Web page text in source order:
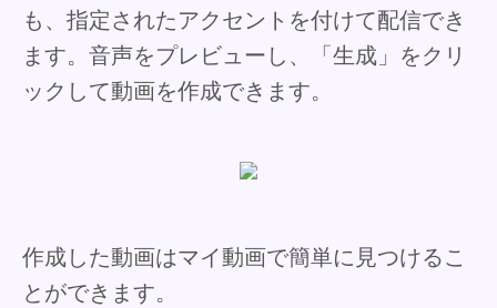
も、指定されたアクセントを付けて配信でき
ます。音声をプレビューし、「生成」をクリ
ックして動画を作成できます。
作成した動画はマイ動画で簡単に見つけるこ
とができます。